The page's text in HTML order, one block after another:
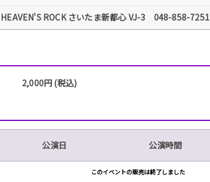
HEAVEN'S ROCK さいたま新都心 VJ-3 048-858-7251
2,000円 (税込)
公演日 公演時間
このイベントの販売は終了しました